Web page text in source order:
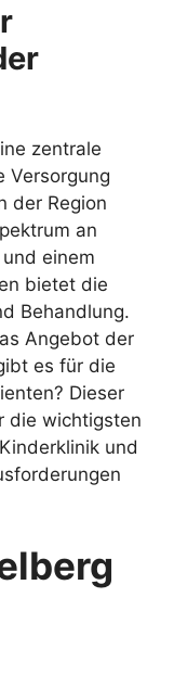
zentrale
Versorgung
der Region
an
einem
bietet die
Behandlung.
Angebot der
es für die
Dieser
die wichtigsten
und